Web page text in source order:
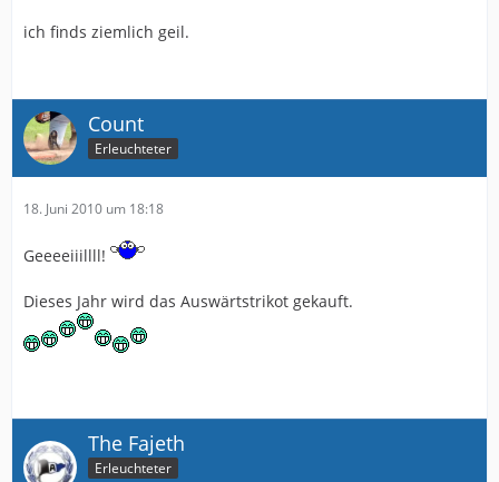
ich finds ziemlich geil.
Count
Erleuchteter
18. Juni 2010 um 18:18
Geeeeiiillll!
Dieses Jahr wird das Auswärtstrikot gekauft.
The Fajeth
Erleuchteter